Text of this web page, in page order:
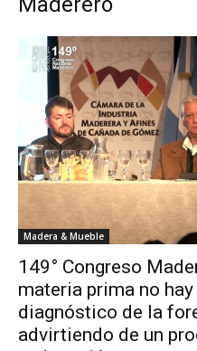
Madera & Mueble
149° Congreso
materia prima no
diagnóstico de la
advirtiendo de un